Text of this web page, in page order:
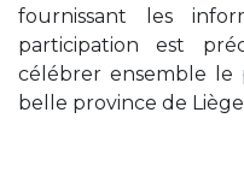
fournissant les
participation est
célébrer ensemble
belle province de Liège